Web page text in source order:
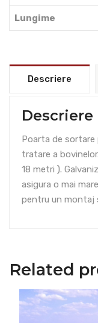
Lungime
Descriere
Descriere
Poarta de sortare
tratare a
18 metri ).
asigura o mai
pentru un montaj
Related